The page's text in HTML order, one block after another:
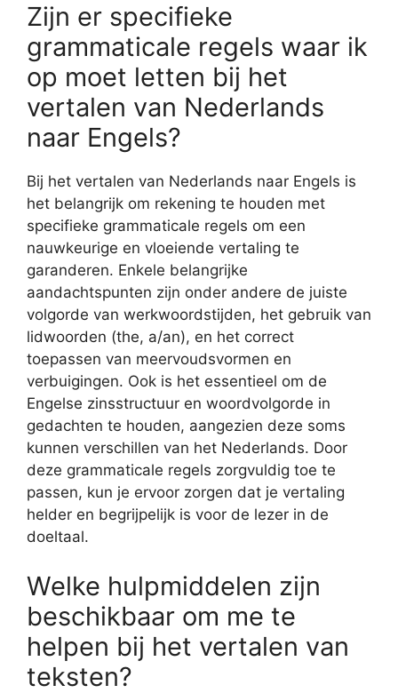
Zijn er specifieke
grammaticale regels waar ik
op moet letten bij het
vertalen van Nederlands
naar Engels?
Bij het vertalen van Nederlands naar Engels is
het belangrijk om rekening te houden met
specifieke grammaticale regels om een
nauwkeurige en vloeiende vertaling te
garanderen. Enkele belangrijke
aandachtspunten zijn onder andere de juiste
volgorde van werkwoordstijden, het gebruik van
lidwoorden (the, a/an), en het correct
toepassen van meervoudsvormen en
verbuigingen. Ook is het essentieel om de
Engelse zinsstructuur en woordvolgorde in
gedachten te houden, aangezien deze soms
kunnen verschillen van het Nederlands. Door
deze grammaticale regels zorgvuldig toe te
passen, kun je ervoor zorgen dat je vertaling
helder en begrijpelijk is voor de lezer in de
doeltaal.
Welke hulpmiddelen zijn
beschikbaar om me te
helpen bij het vertalen van
teksten?